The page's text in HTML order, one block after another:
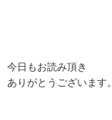
今日もお読み頂き
ありがとうございます。